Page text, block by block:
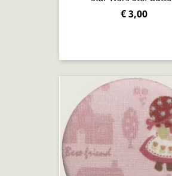
€ 3,00